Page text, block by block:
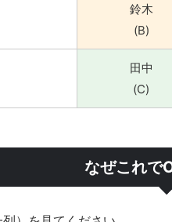
鈴木
(B)
田中
(C)
なぜこれで